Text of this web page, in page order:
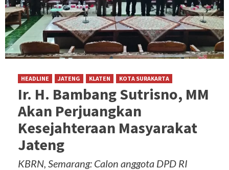
HEADLINE JATENG KLATEN KOTA SURAKARTA
Ir. H. Bambang Sutrisno, MM
Akan Perjuangkan
Kesejahteraan Masyarakat
Jateng
KBRN, Semarang: Calon anggota DPD RI